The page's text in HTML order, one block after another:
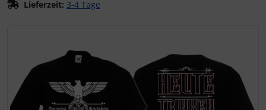
Lieferzeit: 3-4 Tage